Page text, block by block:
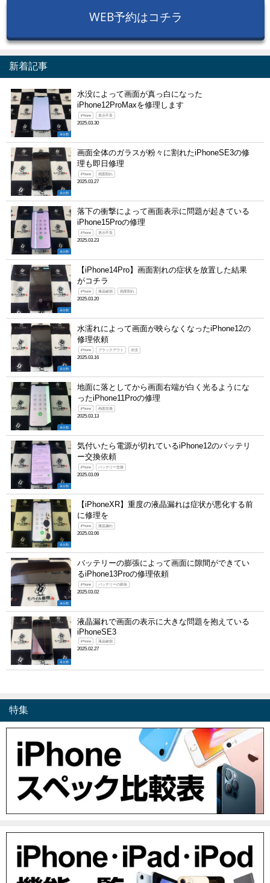
WEB予約はコチラ
新着記事
未分類
水没によって画面が真っ白になった
iPhone12ProMaxを修理します
iPhone 表示不良
2025.03.30
未分類
画面全体のガラスが粉々に割れたiPhoneSE3の修
理も即日修理
iPhone 画面割れ
2025.03.27
未分類
落下の衝撃によって画面表示に問題が起きている
iPhone15Proの修理
iPhone 表示不良
2025.03.23
未分類
【iPhone14Pro】画面割れの症状を放置した結果
がコチラ
iPhone 液晶破損 画面割れ
2025.03.20
未分類
水濡れによって画面が映らなくなったiPhone12の
修理依頼
iPhone ブラックアウト 水没
2025.03.16
未分類
地面に落としてから画面右端が白く光るようにな
ったiPhone11Proの修理
iPhone 画面交換
2025.03.13
未分類
気付いたら電源が切れているiPhone12のバッテリ
ー交換依頼
iPhone バッテリー交換
2025.03.09
未分類
【iPhoneXR】重度の液晶漏れは症状が悪化する前
に修理を
iPhone 液晶漏れ
2025.03.06
未分類
バッテリーの膨張によって画面に隙間ができてい
るiPhone13Proの修理依頼
iPhone バッテリーの膨張
2025.03.02
未分類
液晶漏れで画面の表示に大きな問題を抱えている
iPhoneSE3
iPhone 液晶破損
2025.02.27
特集